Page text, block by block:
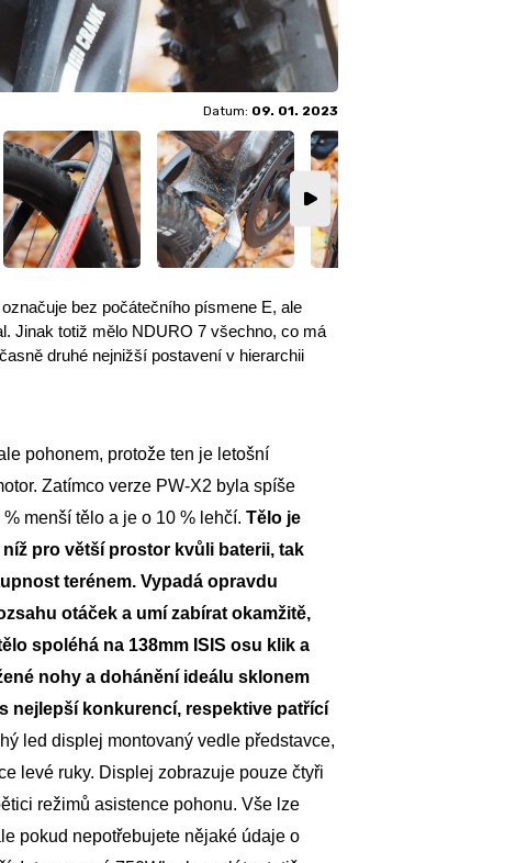
Datum: 09. 01. 2023
bez počátečního písmene E, ale
Jinak totiž mělo NDURO 7 všechno, co má
druhé nejnižší postavení v hierarchii
pohonem, protože ten je letošní
Zatímco verze PW-X2 byla spíše
menší tělo a je o 10 % lehčí. Tělo je
pro větší prostor kvůli baterii, tak
terénem. Vypadá opravdu
otáček a umí zabírat okamžitě,
spoléhá na 138mm ISIS osu klik a
nohy a dohánění ideálu sklonem
nejlepší konkurencí, respektive patřící
led displej montovaný vedle představce,
levé ruky. Displej zobrazuje pouze čtyři
režimů asistence pohonu. Vše lze
pokud nepotřebujete nějaké údaje o